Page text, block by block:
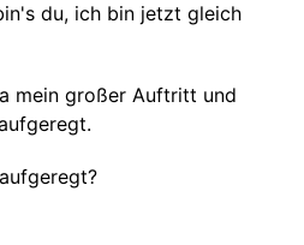
du, ich bin jetzt gleich
mein großer Auftritt und